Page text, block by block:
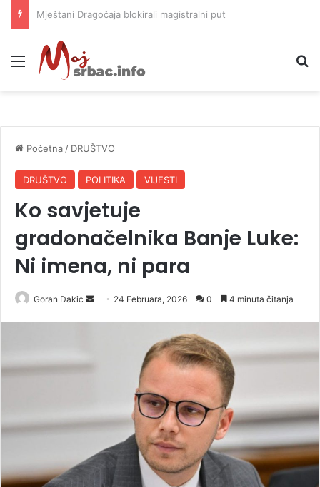
Helikopter ponovo gasi vatru u selima kod Trebinja
Meni
Početna / DRUŠTVO
DRUŠTVO POLITIKA VIJESTI
Ko savjetuje
gradonačelnika Banje Luke:
Ni imena, ni para
Goran Dakic
m
i
l
24 Februara, 2026 0 4 minuta čitanja